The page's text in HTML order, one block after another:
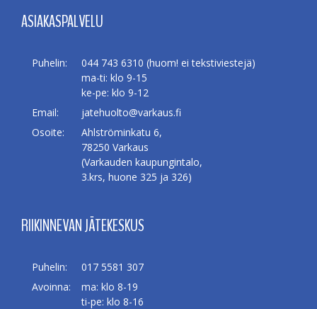
ASIAKASPALVELU
Puhelin:
044 743 6310 (huom! ei tekstiviestejä)
ma-ti: klo 9-15
ke-pe: klo 9-12
Email:
jatehuolto@varkaus.fi
Osoite:
Ahlströminkatu 6,
78250 Varkaus
(Varkauden kaupungintalo,
3.krs, huone 325 ja 326)
RIIKINNEVAN JÄTEKESKUS
Puhelin:
017 5581 307
Avoinna:
ma: klo 8-19
ti-pe: klo 8-16